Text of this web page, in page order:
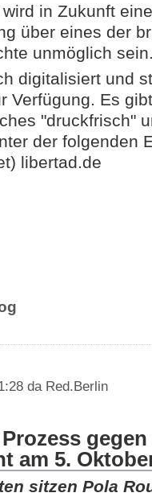
in Zukunft
über eines der
unmöglich
digitalisiert und
Verfügung. Es
"druckfrisch"
der folgenden
libertad.de
da Red.Berlin
am 5.
sitzen Pola